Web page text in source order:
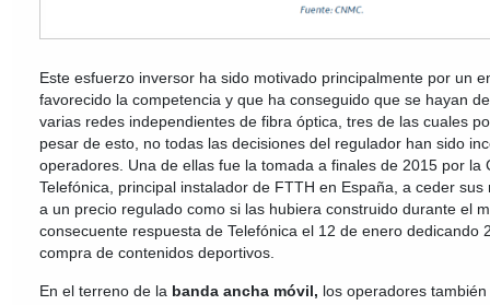
Este esfuerzo inversor ha sido motivado principalmente por un
favorecido la competencia y que ha conseguido que se hayan
varias redes independientes de fibra óptica, tres de las cuales
pesar de esto, no todas las decisiones del regulador han sido
operadores. Una de ellas fue la tomada a finales de 2015 por la
Telefónica, principal instalador de FTTH en España, a ceder
a un precio regulado como si las hubiera construido durante el
consecuente respuesta de Telefónica el 12 de enero dedicando
compra de contenidos deportivos.
En el terreno de la banda ancha móvil, los operadores